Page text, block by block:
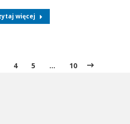
więcej
4 5 … 10